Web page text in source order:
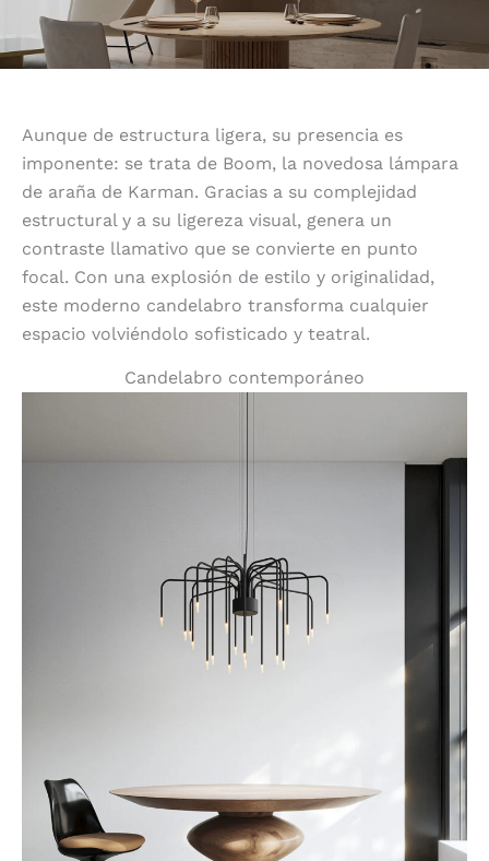
Aunque de estructura ligera, su presencia es
imponente: se trata de Boom, la novedosa lámpara
de araña de Karman. Gracias a su complejidad
estructural y a su ligereza visual, genera un
contraste llamativo que se convierte en punto
focal. Con una explosión de estilo y originalidad,
este moderno candelabro transforma cualquier
espacio volviéndolo sofisticado y teatral.
Candelabro contemporáneo